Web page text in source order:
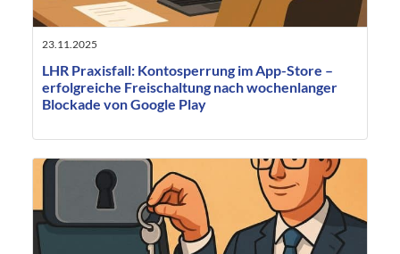
23.11.2025
LHR Praxisfall: Kontosperrung im App-Store –
erfolgreiche Freischaltung nach wochenlanger
Blockade von Google Play